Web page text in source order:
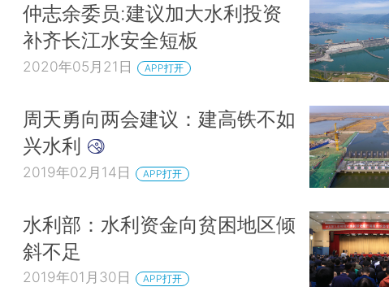
仲志余委员:建议加大水利投资
补齐长江水安全短板
2020年05月21日 APP打开
周天勇向两会建议：建高铁不如
兴水利
2019年02月14日 APP打开
水利部：水利资金向贫困地区倾
斜不足
2019年01月30日 APP打开